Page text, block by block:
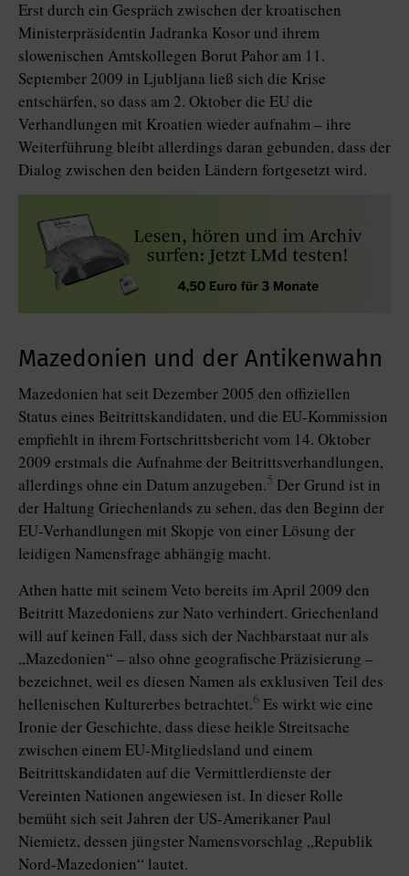
Erst durch ein Gespräch zwischen der kroatischen
Ministerpräsidentin Jadranka Kosor und ihrem
slowenischen Amtskollegen Borut Pahor am 11.
September 2009 in Ljubljana ließ sich die Krise
entschärfen, so dass am 2. Oktober die EU die
Verhandlungen mit Kroatien wieder aufnahm – ihre
Weiterführung bleibt allerdings daran gebunden, dass der
Dialog zwischen den beiden Ländern fortgesetzt wird.
Mazedonien und der Antikenwahn
Mazedonien hat seit Dezember 2005 den offiziellen
Status eines Beitrittskandidaten, und die EU-Kommission
empfiehlt in ihrem Fortschrittsbericht vom 14. Oktober
2009 erstmals die Aufnahme der Beitrittsverhandlungen,
allerdings ohne ein Datum anzugeben.5 Der Grund ist in
der Haltung Griechenlands zu sehen, das den Beginn der
EU-Verhandlungen mit Skopje von einer Lösung der
leidigen Namensfrage abhängig macht.
Athen hatte mit seinem Veto bereits im April 2009 den
Beitritt Mazedoniens zur Nato verhindert. Griechenland
will auf keinen Fall, dass sich der Nachbarstaat nur als
„Mazedonien“ – also ohne geografische Präzisierung –
bezeichnet, weil es diesen Namen als exklusiven Teil des
hellenischen Kulturerbes betrachtet.6 Es wirkt wie eine
Ironie der Geschichte, dass diese heikle Streitsache
zwischen einem EU-Mitgliedsland und einem
Beitrittskandidaten auf die Vermittlerdienste der
Vereinten Nationen angewiesen ist. In dieser Rolle
bemüht sich seit Jahren der US-Amerikaner Paul
Niemietz, dessen jüngster Namensvorschlag „Republik
Nord-Mazedonien“ lautet.